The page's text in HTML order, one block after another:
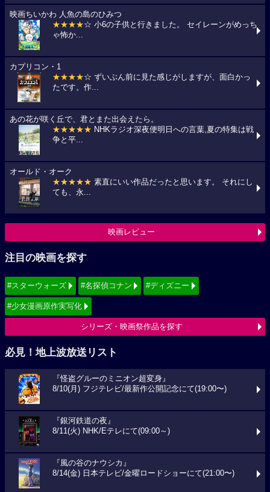
映画ちいかわ 人魚の島のひみつ
★★★★☆ 小6の子供と行きました。 セイレーンがめっち
ゃ怖か...
カプリコン・1
★★★★☆ ずいぶん前に見た感じがしますが、面白かっ
たです。作...
あの花が咲く丘で、君とまた出会えたら。
★★★★★ NHKラジオ深夜便明日への言葉,夏の特集は戦
争と平...
オールド・オーク
★★★★★ 素直にいい作品だったと思います。 それにし
ても、永...
映画レビュー
注目の映画を探す
#スターウォーズ #名探偵コナン #ディズニー
#少女漫画原作実写化
シリーズ・映画祭作品を探す
必見！地上波放送リスト
『怪盗グルーのミニオン超変身』
8/10(月) フジテレビ/最新作公開記念にて(19:00〜)
『銀河鉄道の夜』
8/11(火) NHK/Eテレにて(09:00～)
『風の谷のナウシカ』
8/14(金) 日本テレビ/金曜ロードショーにて(21:00〜)